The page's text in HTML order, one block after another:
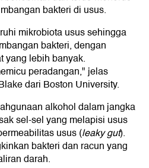
bakteri di usus.
mikrobiota usus sehingga
bakteri, dengan
yang lebih banyak.
peradangan," jelas
dari Boston University.
alkohol dalam jangka
sel-sel yang melapisi usus
usus (leaky gut).
bakteri dan racun yang
darah.